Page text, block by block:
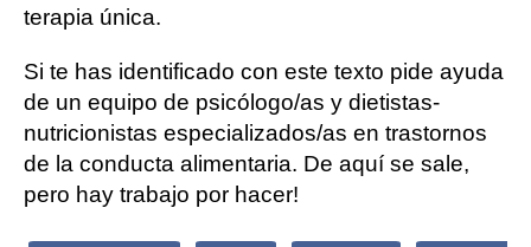
terapia única.
Si te has identificado con este texto pide ayuda
de un equipo de psicólogo/as y dietistas-
nutricionistas especializados/as en trastornos
de la conducta alimentaria. De aquí se sale,
pero hay trabajo por hacer!